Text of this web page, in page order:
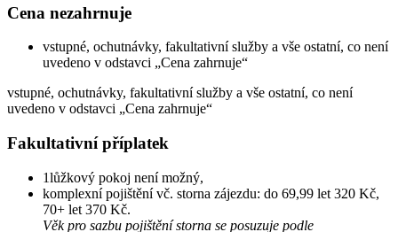
Cena nezahrnuje
vstupné, ochutnávky, fakultativní služby a vše ostatní, co není
uvedeno v odstavci „Cena zahrnuje“
vstupné, ochutnávky, fakultativní služby a vše ostatní, co není
uvedeno v odstavci „Cena zahrnuje“
Fakultativní příplatek
1lůžkový pokoj není možný,
komplexní pojištění vč. storna zájezdu: do 69,99 let 320 Kč,
70+ let 370 Kč.
Věk pro sazbu pojištění storna se posuzuje podle